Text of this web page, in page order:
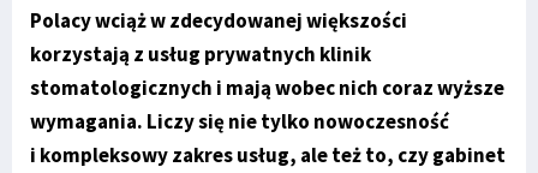
Polacy wciąż w zdecydowanej większości
korzystają z usług prywatnych klinik
stomatologicznych i mają wobec nich coraz wyższe
wymagania. Liczy się nie tylko nowoczesność
i kompleksowy zakres usług, ale też to, czy gabinet